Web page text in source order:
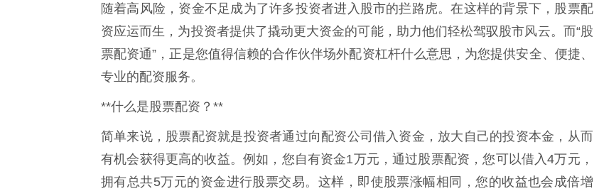
随着高风险，资金不足成为了许多投资者进入股市的拦路虎。在这样的背景下，股票配
资应运而生，为投资者提供了撬动更大资金的可能，助力他们轻松驾驭股市风云。而“股
票配资通”，正是您值得信赖的合作伙伴场外配资杠杆什么意思，为您提供安全、便捷、
专业的配资服务。
**什么是股票配资？**
简单来说，股票配资就是投资者通过向配资公司借入资金，放大自己的投资本金，从而
有机会获得更高的收益。例如，您自有资金1万元，通过股票配资，您可以借入4万元，
拥有总共5万元的资金进行股票交易。这样，即使股票涨幅相同，您的收益也会成倍增